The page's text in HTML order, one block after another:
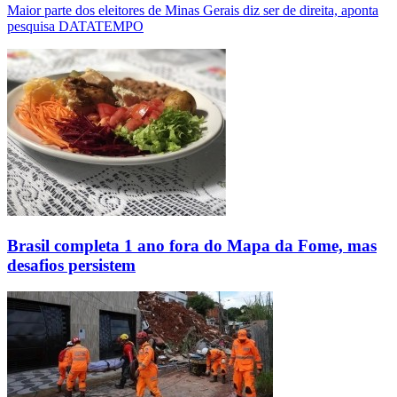
Maior parte dos eleitores de Minas Gerais diz ser de direita, aponta
pesquisa DATATEMPO
Brasil completa 1 ano fora do Mapa da Fome, mas
desafios persistem